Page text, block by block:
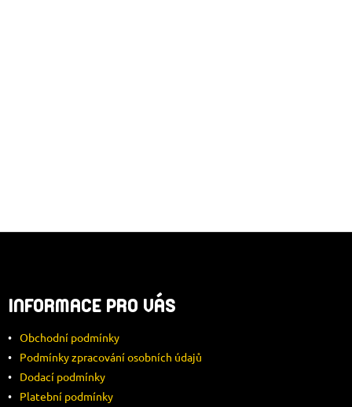
P
A
T
INFORMACE PRO VÁS
Obchodní podmínky
Podmínky zpracování osobních údajů
Dodací podmínky
Platební podmínky